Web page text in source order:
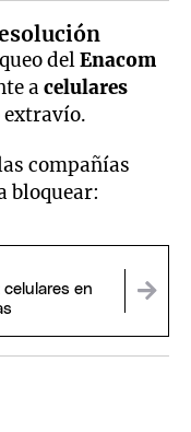
delEnacom
acelulares
extravío.
compañías
bloquear:
en